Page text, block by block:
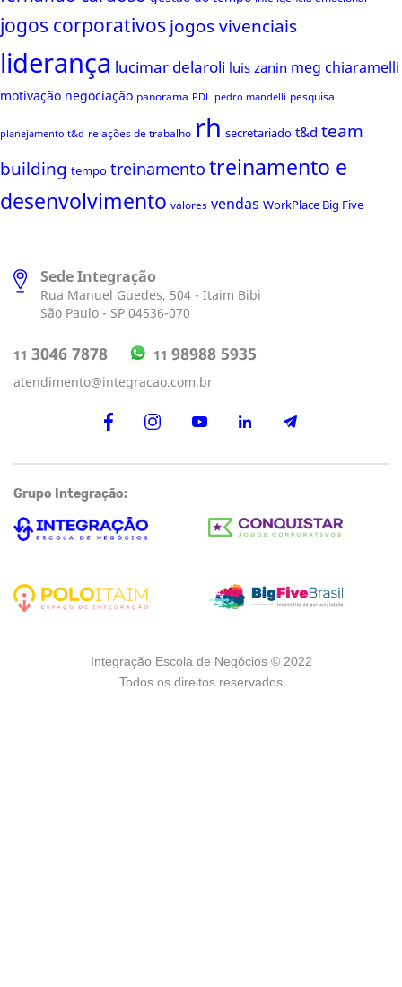
jogos corporativos jogos vivenciais
liderança lucimar delaroli luis zanin meg chiaramelli
motivação negociação panorama PDL pedro mandelli pesquisa
planejamento t&d relações de trabalho rh secretariado t&d team
building tempo treinamentotreinamento e
desenvolvimento valores vendas WorkPlace Big Five
Sede Integração
Rua Manuel Guedes, 504 - Itaim Bibi
São Paulo - SP 04536-070
11 3046 7878 11 98988 5935
atendimento@integracao.com.br
Grupo Integração:
Integração Escola de Negócios © 2022
Todos os direitos reservados